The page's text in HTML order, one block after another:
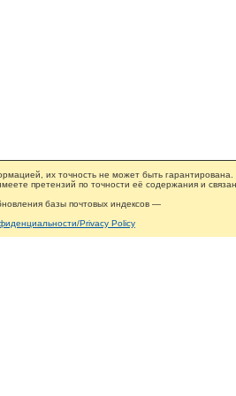
их точность не может быть гарантирована.
претензий по точности её содержания и
базы почтовых индексов —
Privacy Policy